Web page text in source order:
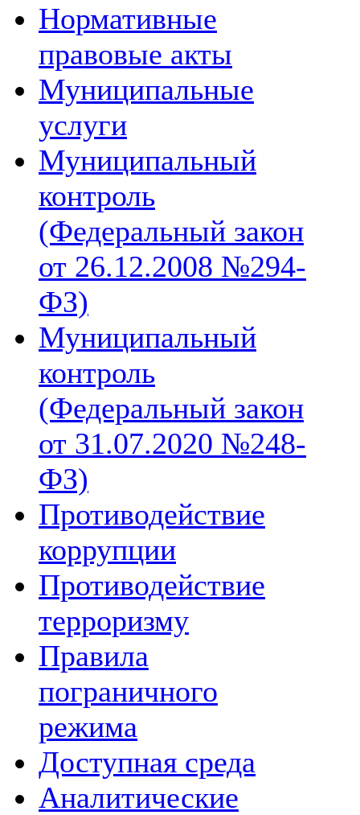
Нормативные
правовые акты
Муниципальные
услуги
Муниципальный
контроль
(Федеральный закон
от 26.12.2008 №294-
ФЗ)
Муниципальный
контроль
(Федеральный закон
от 31.07.2020 №248-
ФЗ)
Противодействие
коррупции
Противодействие
терроризму
Правила
пограничного
режима
Доступная среда
Аналитические